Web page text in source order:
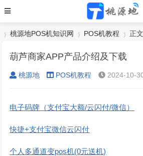
桃源地POS机知识网
›
POS机教程
›
正文
葫芦商家APP产品介绍及下载
桃源地 POS机教程 2024-10-
电子码牌（支付宝大额/云闪付/微信）
快捷+支付宝微信云闪付
个人多通道变pos机(0元送机)